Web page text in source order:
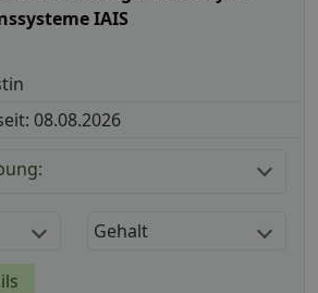
IAIS
08.08.2026
Gehalt